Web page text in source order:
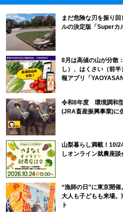
まだ危険な刃を振り
ルの決定版「Superカ
8月は高値の山が分散
し）、はくさい（前
報アプリ「YAOYASAN
令和8年度 環境調和
(JRA畜産振興事業)に
山梨暮らし満載！10/
しオンライン就農座談
“漁師の日”に東京開
大人も子どもも来場
ト